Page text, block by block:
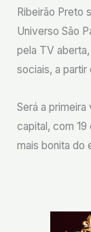
Ribeirão Preto
Universo São
pela TV
sociais, a partir
Será a
capital, com 19
mais bonita do